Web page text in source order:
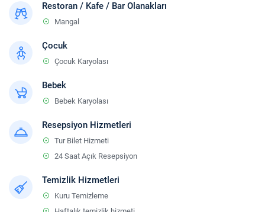
Restoran / Kafe / Bar Olanakları
Mangal
Çocuk
Çocuk Karyolası
Bebek
Bebek Karyolası
Resepsiyon Hizmetleri
Tur Bilet Hizmeti
24 Saat Açık Resepsiyon
Temizlik Hizmetleri
Kuru Temizleme